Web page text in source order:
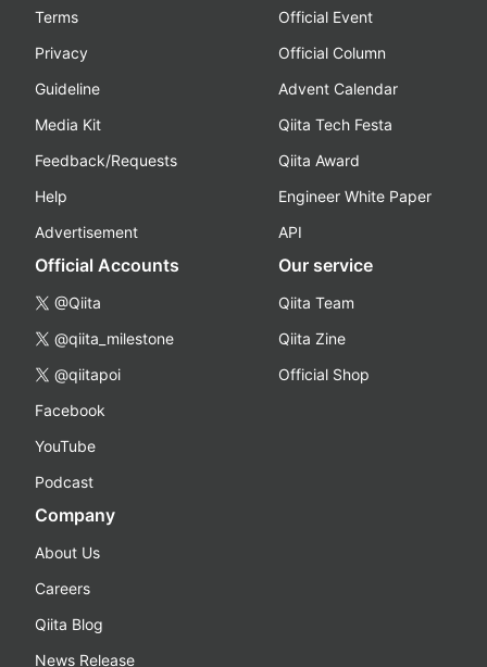
Terms
Privacy
Guideline
Media Kit
Feedback/Requests
Help
Advertisement
Official Event
Official Column
Advent Calendar
Qiita Tech Festa
Qiita Award
Engineer White Paper
API
Official Accounts
@Qiita
@qiita_milestone
@qiitapoi
Facebook
YouTube
Podcast
Our service
Qiita Team
Qiita Zine
Official Shop
Company
About Us
Careers
Qiita Blog
News Release